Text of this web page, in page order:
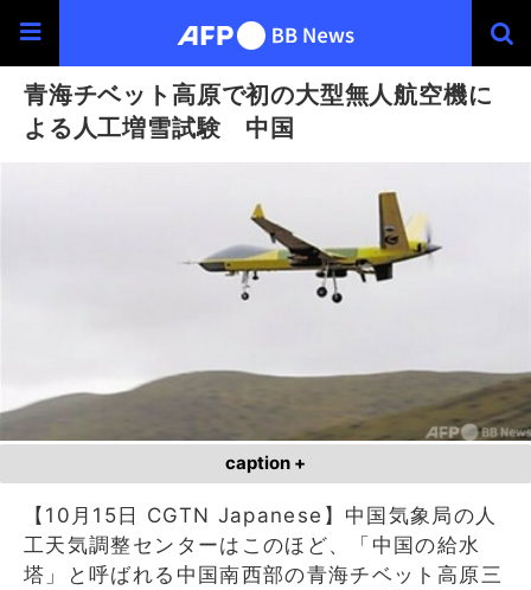
青海チベット高原で初の大型無人航空機に
よる人工増雪試験 中国
caption +
【10月15日 CGTN Japanese】中国気象局の人
工天気調整センターはこのほど、「中国の給水
塔」と呼ばれる中国南西部の青海チベット高原三